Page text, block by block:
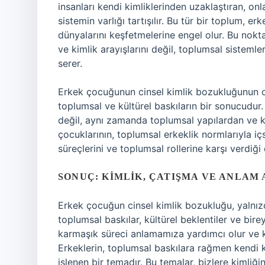
insanları kendi kimliklerinden uzaklaştıran,
sistemin varlığı tartışılır. Bu tür bir toplum,
dünyalarını keşfetmelerine engel olur. Bu
ve kimlik arayışlarını değil, toplumsal
serer.
Erkek çocuğunun cinsel kimlik bozukluğunun
toplumsal ve kültürel baskıların bir
değil, aynı zamanda toplumsal yapılardan
çocuklarının, toplumsal erkeklik normlarıyla
süreçlerini ve toplumsal rollerine karşı verdiği
SONUÇ: KIMLIK, ÇATIŞMA VE ANLAM
Erkek çocuğun cinsel kimlik bozukluğu,
toplumsal baskılar, kültürel beklentiler ve
karmaşık süreci anlamamıza yardımcı olur
Erkeklerin, toplumsal baskılara rağmen
işlenen bir temadır. Bu temalar, bizlere